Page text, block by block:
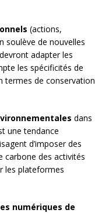
(actions,
soulève de nouvelles
adapter les
les spécificités de
termes de conservation
dans
une tendance
d’imposer des
carbone des activités
les plateformes
numériques de